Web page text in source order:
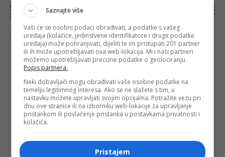
NAPOMENA:
Komentari odražavaju stavove njihovih autora, a ne nužno i stavove internet portala Banjaluka.com. Molimo korisnike da se suzdrže od
vrijeđanja, psovanja i vulgarnog izražavanja. Portal Banjaluka.com zadržava pravo da obriše komentar bez najave i objašnjenja. Zbog velikog broja
komentara Banjaluka.com nije dužan obrisati sve komentare koji krše pravila. Kao čitalac takođe prihvatate mogućnost da među komentarima mogu
biti pronađeni sadržaji koji mogu biti u suprotnosti sa vašim vjerskim, moralnim i drugim načelima i uvjerenjima.
Šta mislite o ovoj temi?
Vaša e-mail adresa neće biti objavljena. Sva polja su
obavezna!
Ime*
Saznajte više
Vaši će se osobni podaci obrađivati, a podatke s vašeg
uređaja (kolačiće, jedinstvene identifikatore i druge podatke
uređaja) može pohranjivati, dijeliti te im pristupati 201 partner
ili ih može upotrebljavati ova web-lokacija. Mi i naši partneri
možemo upotrebljavati precizne podatke o geolociranju.
Popis partnera.
Neki dobavljači mogu obrađivati vaše osobne podatke na
temelju legitimnog interesa. Ako se ne slažete s tim, u
nastavku možete upravljati svojim opcijama. Potražite vezu pri
dnu ove stranice ili na izborniku web-lokacije za upravljanje
pristankom ili povlačenje pristanka u postavkama privatnosti i
kolačića.
Pristajem